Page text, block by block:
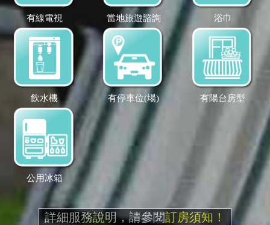
有線電視 當地旅遊諮詢 浴巾
飲水機 有停車位(場) 有陽台房型
公用冰箱
詳細服務說明，請參閱訂房須知！